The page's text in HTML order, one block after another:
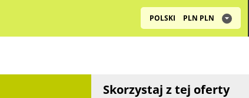
POLSKI PLN PLN
Skorzystaj z tej oferty